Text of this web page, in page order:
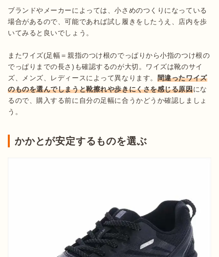
ブランドやメーカーによっては、小さめのつくりになっている
場合があるので、可能であれば試し履きをしたうえ、店内を歩
いてみると良いでしょう。
またワイズ(足幅＝親指のつけ根のでっぱりから小指のつけ根の
でっぱりまでの長さ)も確認するのが大切。ワイズは靴のサイ
ズ、メンズ、レディースによって異なります。 間違ったワイズ
のものを選んでしまうと靴擦れや歩きにくさを感じる原因にな
るので、購入する前に自分の足幅に合うかどうか確認しましょ
う。
かかとが安定するものを選ぶ